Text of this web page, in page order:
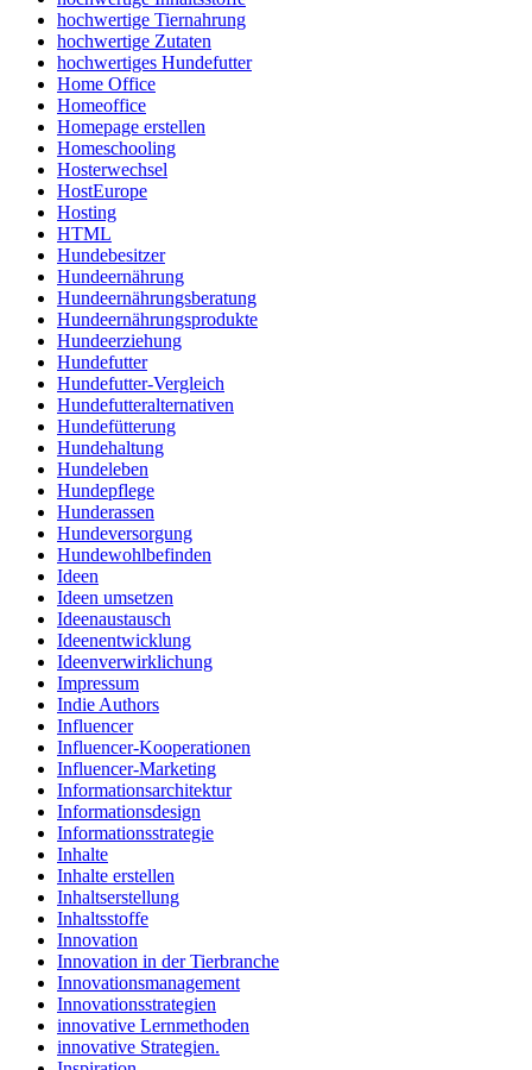
hochwertige Tiernahrung
hochwertige Zutaten
hochwertiges Hundefutter
Home Office
Homeoffice
Homepage erstellen
Homeschooling
Hosterwechsel
HostEurope
Hosting
HTML
Hundebesitzer
Hundeernährung
Hundeernährungsberatung
Hundeernährungsprodukte
Hundeerziehung
Hundefutter
Hundefutter-Vergleich
Hundefutteralternativen
Hundefütterung
Hundehaltung
Hundeleben
Hundepflege
Hunderassen
Hundeversorgung
Hundewohlbefinden
Ideen
Ideen umsetzen
Ideenaustausch
Ideenentwicklung
Ideenverwirklichung
Impressum
Indie Authors
Influencer
Influencer-Kooperationen
Influencer-Marketing
Informationsarchitektur
Informationsdesign
Informationsstrategie
Inhalte
Inhalte erstellen
Inhaltserstellung
Inhaltsstoffe
Innovation
Innovation in der Tierbranche
Innovationsmanagement
Innovationsstrategien
innovative Lernmethoden
innovative Strategien.